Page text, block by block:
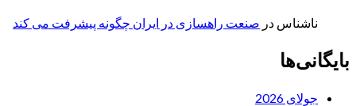
ناشناس در صنعت راهسازی در ایران چگونه پیشرفت می کند
بایگانی‌ها
جولای 2026